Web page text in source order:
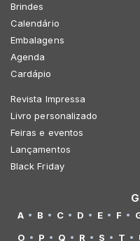
Brindes
Calendário
Embalagens
Agenda
Cardápio
Revista Impressa
Livro personalizado
Feiras e eventos
Lançamentos
Black Friday
A B C D E F
O
P Q R S T